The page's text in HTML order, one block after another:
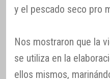
y el pescado seco pro
Nos mostraron que la
se utiliza en la
ellos mismos,